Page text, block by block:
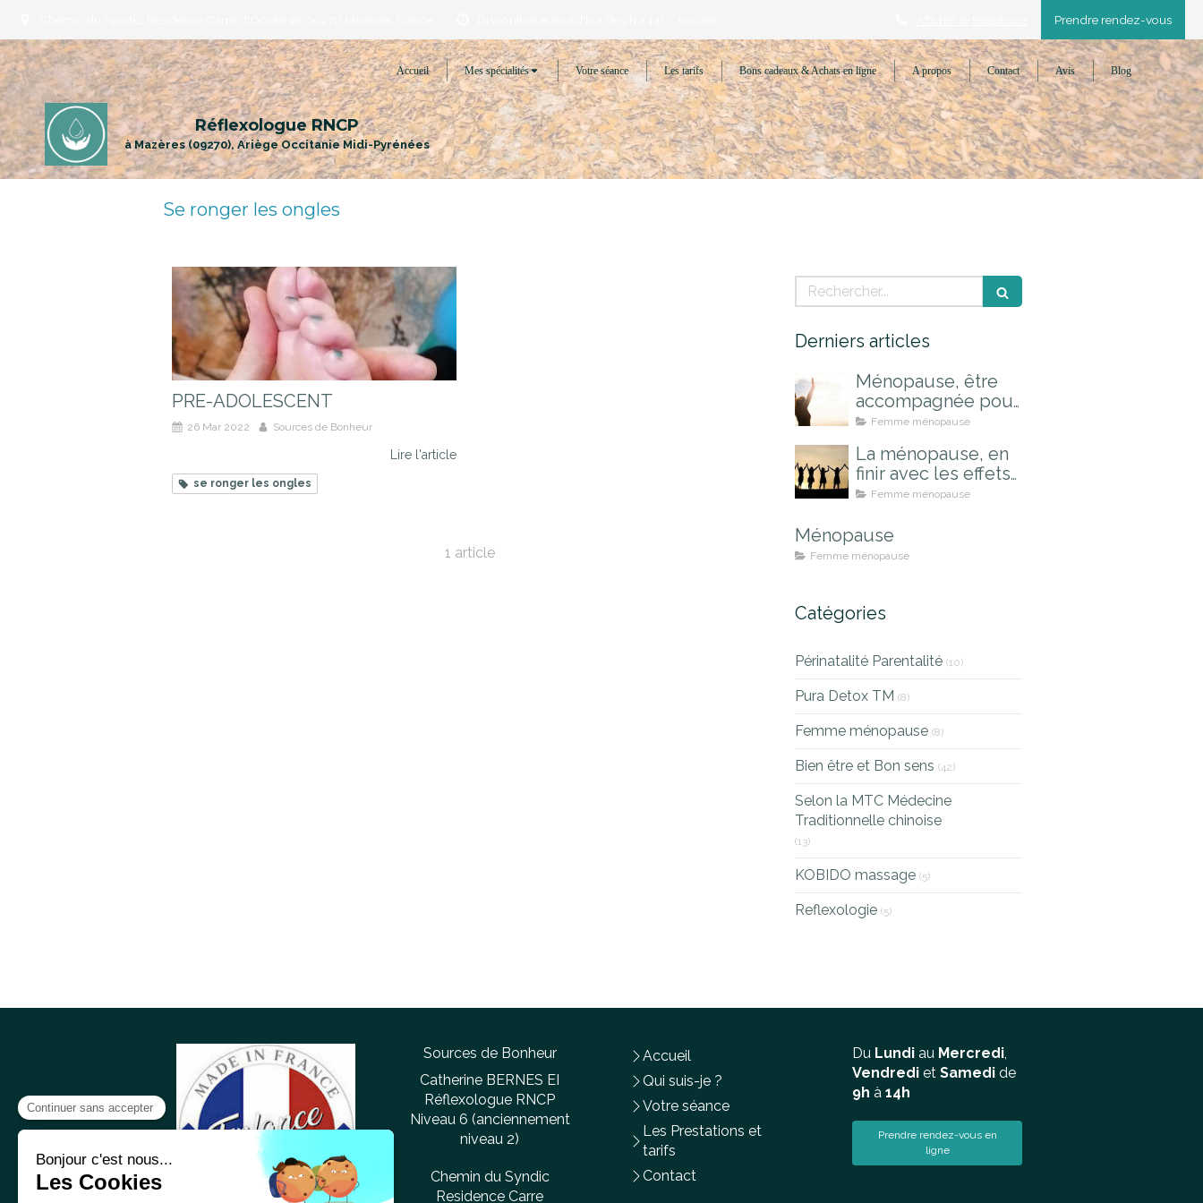
Prendre rendez-vous
Accueil Mes spécialités Votre séance Les tarifs Bons cadeaux & Achats en ligne A propos Contact Avis Blog
Réflexologue RNCP
à Mazères (09270), Ariège Occitanie Midi-Pyrénées
Se ronger les ongles
PRE-ADOLESCENT
26 Mar 2022 Sources de Bonheur
Lire l'article
se ronger les ongles
1 article
Rechercher
Derniers articles
Ménopause, être
accompagnée pour
mieux la vivre
Femme ménopause
La ménopause, en
finir avec les effets
indésirables
Femme ménopause
Ménopause
Femme ménopause
Catégories
Périnatalité Parentalité (10)
Pura Detox TM (8)
Femme ménopause (8)
Bien être et Bon sens (42)
Selon la MTC Médecine
Traditionnelle chinoise
(13)
KOBIDO massage (5)
Reflexologie (5)
Sources de Bonheur
Catherine BERNES EI
Réflexologue RNCP
Niveau 6 (anciennement
niveau 2)
Chemin du Syndic
Residence Carre
Accueil
Qui suis-je ?
Votre séance
Les Prestations et
tarifs
Contact
Du Lundi au Mercredi,
Vendredi et Samedi de
9h à 14h
Prendre rendez-vous en
ligne